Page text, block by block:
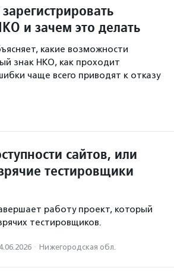
и зачем это делать
какие возможности
знак НКО, как проходит
чаще всего приводят к отказу
сайтов, или
тестировщики
работу проект, который
тестировщиков.
· Нижегородская обл.